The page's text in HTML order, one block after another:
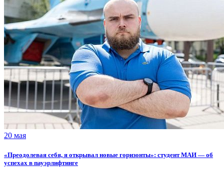
20 мая
«Преодолевая себя, я открывал новые горизонты»: студент МАИ — об
успехах в пауэрлифтинге